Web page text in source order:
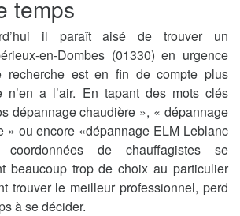
temps
il paraît aisé de trouver un
en-Dombes (01330) en urgence
recherche est en fin de compte plus
n’en a l’air. En tapant des mots clés
dépannage chaudière », « dépannage
» ou encore «dépannage ELM Leblanc
coordonnées de chauffagistes se
beaucoup trop de choix au particulier
trouver le meilleur professionnel, perd
à se décider.